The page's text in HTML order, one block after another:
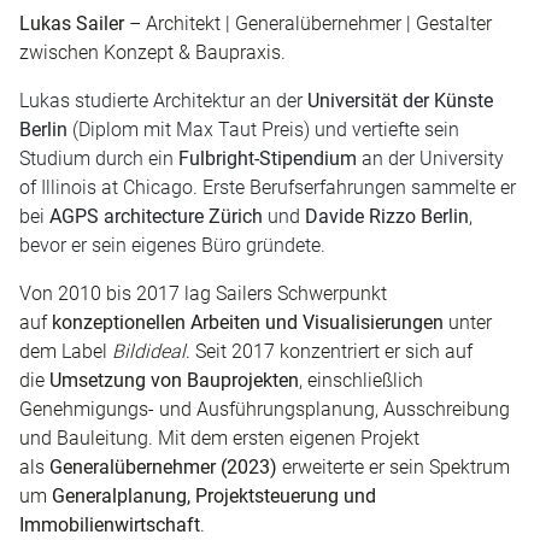
Lukas Sailer– Architekt | Generalübernehmer | Gestalter
zwischen Konzept & Baupraxis.
Lukas studierte Architektur an der Universität der Künste
Berlin (Diplom mit Max Taut Preis) und vertiefte sein
Studium durch ein Fulbright-Stipendium an der University
of Illinois at Chicago. Erste Berufserfahrungen sammelte er
bei AGPS architecture Zürich und Davide Rizzo Berlin,
bevor er sein eigenes Büro gründete.
Von 2010 bis 2017 lag Sailers Schwerpunkt
auf konzeptionellen Arbeiten und Visualisierungen unter
dem Label Bildideal. Seit 2017 konzentriert er sich auf
die Umsetzung von Bauprojekten, einschließlich
Genehmigungs- und Ausführungsplanung, Ausschreibung
und Bauleitung. Mit dem ersten eigenen Projekt
als Generalübernehmer (2023) erweiterte er sein Spektrum
um Generalplanung, Projektsteuerung und
Immobilienwirtschaft.